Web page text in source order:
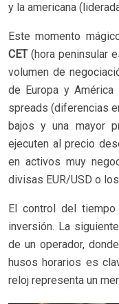
y la americana
Este momento
CET(hora peninsular
volumen de
de Europa y
spreads (diferencias
bajos y una mayor
ejecuten al precio
en activos muy
divisas EUR/USD o
El control del
inversión. La
de un operador,
husos horarios es
reloj representa un